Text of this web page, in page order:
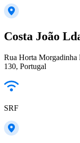
Costa João
Rua Horta Morgadinha
130, Portugal
SRF